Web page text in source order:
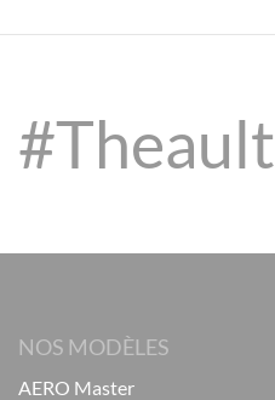
#Theault
NOS MODÈLES
AERO Master